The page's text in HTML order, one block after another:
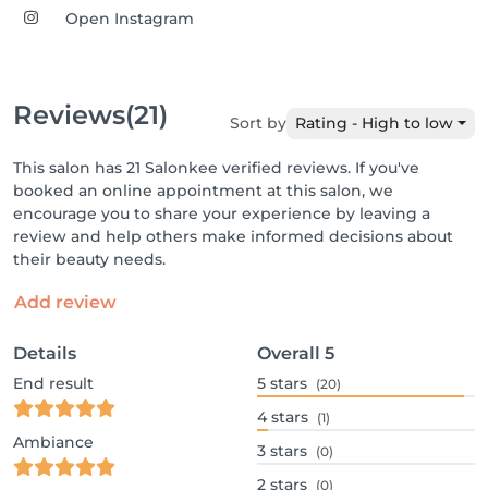
Open Instagram
Reviews(21) Sort by Rating - High to low
This salon has 21 Salonkee verified reviews. If you've
booked an online appointment at this salon, we
encourage you to share your experience by leaving a
review and help others make informed decisions about
their beauty needs.
Add review
Details
End result
Ambiance
Overall 5
5 stars (20)
4 stars (1)
3 stars (0)
2 stars (0)